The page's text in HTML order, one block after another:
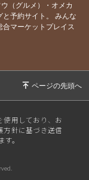
‼️】
祭！！】
クーポン！】
ーポン！】
（グルメ）・オメカ
予約サイト。
みんな
マーケットプレイス
使用しており、お
方針に基づき送信
。